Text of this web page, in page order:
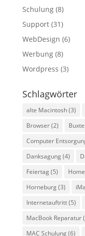
Schulung(8)
Support(31)
WebDesign (6)
Werbung(8)
Wordpress (3)
Schlagwörter
alte Macintosh(3)
Browser(2)
Computer
Danksagung(4)
Feiertag(5)
Horneburg(3)
Internetauftritt(5)
MacBook Reparatur
MAC Schulung(6)